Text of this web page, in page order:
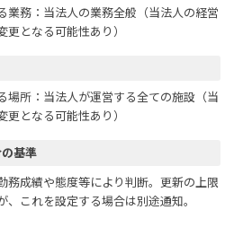
業務：当法人の業務全般（当法人の経営
となる可能性あり）
場所：当法人が運営する全ての施設（当
となる可能性あり）
基準
務成績や態度等により判断。更新の上限
、これを設定する場合は別途通知。